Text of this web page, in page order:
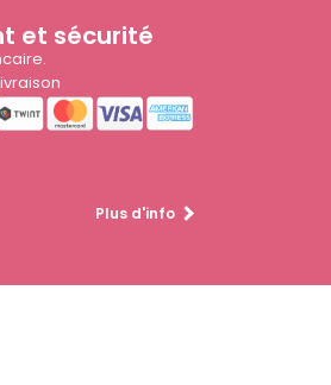
et sécurité
Plus d'info